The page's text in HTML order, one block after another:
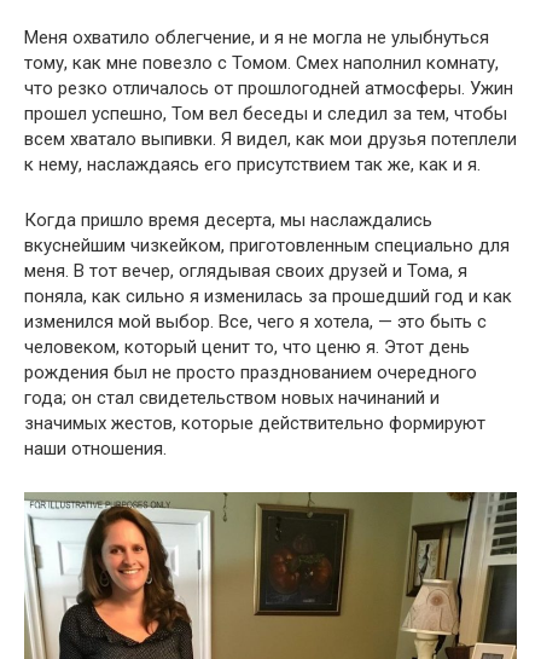
Меня охватило облегчение, и я не могла не улыбнуться
тому, как мне повезло с Томом. Смех наполнил комнату,
что резко отличалось от прошлогодней атмосферы. Ужин
прошел успешно, Том вел беседы и следил за тем, чтобы
всем хватало выпивки. Я видел, как мои друзья потеплели
к нему, наслаждаясь его присутствием так же, как и я.
Когда пришло время десерта, мы наслаждались
вкуснейшим чизкейком, приготовленным специально для
меня. В тот вечер, оглядывая своих друзей и Тома, я
поняла, как сильно я изменилась за прошедший год и как
изменился мой выбор. Все, чего я хотела, — это быть с
человеком, который ценит то, что ценю я. Этот день
рождения был не просто празднованием очередного
года; он стал свидетельством новых начинаний и
значимых жестов, которые действительно формируют
наши отношения.